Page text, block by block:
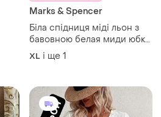
Marks & Spencer
Біла спідниця міді льон з
бавовною белая миди юбка
лен с хлопком
XL і ще 1